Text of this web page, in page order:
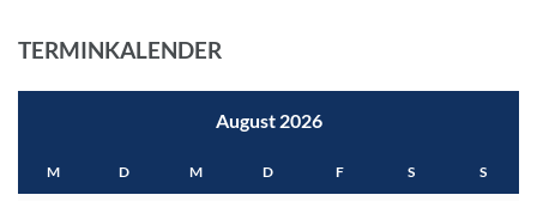
TERMINKALENDER
August 2026
M D M D F S S